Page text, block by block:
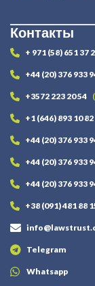
Контакты
+ 971 (58) 651 37
+44 (20) 376 933
+3572 223 20 54
+1 (646) 893 10 82
+44 (20) 376 933
+44 (20) 376 933
+44 (20) 376 933
+38 (091) 481 88
Telegram
Whatsapp